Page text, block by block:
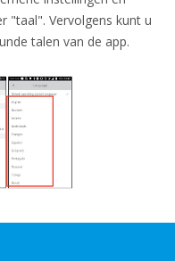
"taal". Vervolgens kunt u
talen van de app.